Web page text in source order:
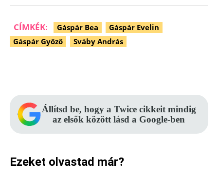
CÍMKÉK: Gáspár Bea
Gáspár Evelin
Gáspár Győző
Sváby András
Állítsd be, hogy a Twice cikkeit mindig
az elsők között lásd a Google-ben
Ezeket olvastad már?